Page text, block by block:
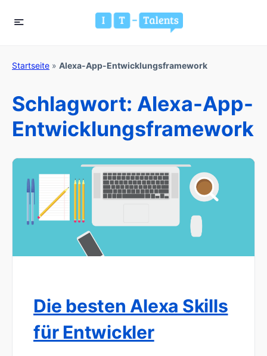
Startseite » Alexa-App-Entwicklungsframework
Schlagwort: Alexa-App-
Entwicklungsframework
Die besten Alexa Skills
für Entwickler